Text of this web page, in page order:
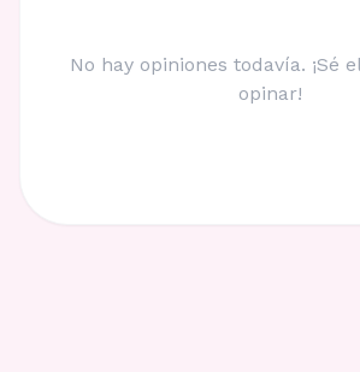
No hay opiniones todavía. ¡Sé
opinar!